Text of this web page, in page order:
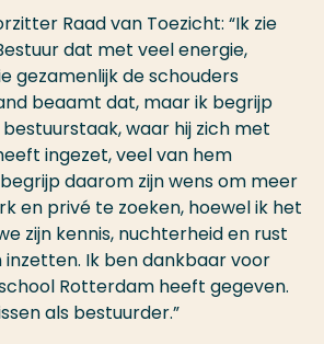
Raad van Toezicht: “Ik zie
dat met veel energie,
gezamenlijk de schouders
beaamt dat, maar ik begrijp
waar hij zich met
ingezet, veel van hem
daarom zijn wens om meer
en privé te zoeken, hoewel ik het
zijn kennis, nuchterheid en rust
Ik ben dankbaar voor
Rotterdam heeft gegeven.
als bestuurder.”